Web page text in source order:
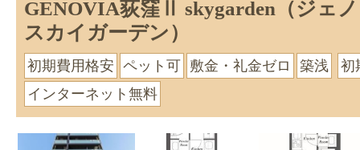
GENOVIA荻窪Ⅱ skygarden（ジェ
スカイガーデン）
初期費用格安 ペット可 敷金・礼金ゼロ 築浅
初
インターネット無料